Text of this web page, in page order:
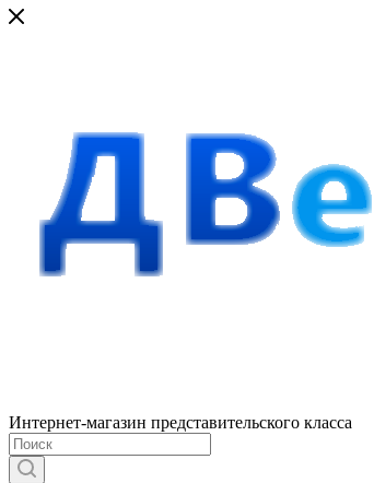
Интернет-магазин представительского класса